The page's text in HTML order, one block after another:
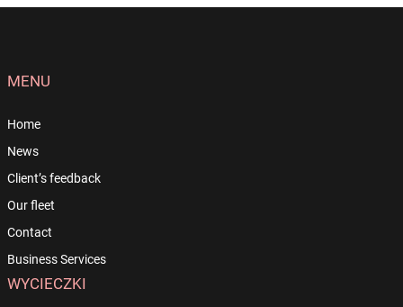
MENU
Home
News
Client’s feedback
Our fleet
Contact
Business Services
WYCIECZKI